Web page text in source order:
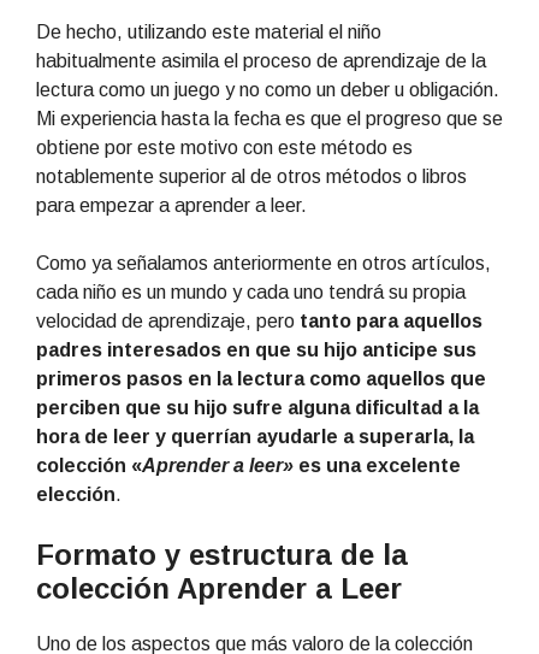
De hecho, utilizando este material el niño
habitualmente asimila el proceso de aprendizaje de la
lectura como un juego y no como un deber u obligación.
Mi experiencia hasta la fecha es que el progreso que se
obtiene por este motivo con este método es
notablemente superior al de otros métodos o libros
para empezar a aprender a leer.
Como ya señalamos anteriormente en otros artículos,
cada niño es un mundo y cada uno tendrá su propia
velocidad de aprendizaje, pero tanto para aquellos
padres interesados en que su hijo anticipe sus
primeros pasos en la lectura como aquellos que
perciben que su hijo sufre alguna dificultad a la
hora de leer y querrían ayudarle a superarla, la
colección «Aprender a leer» es una excelente
elección.
Formato y estructura de la
colección Aprender a Leer
Uno de los aspectos que más valoro de la colección